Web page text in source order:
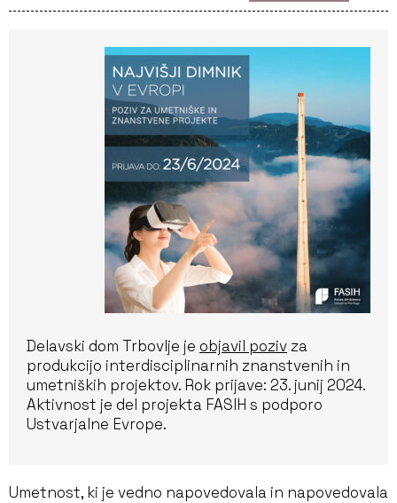
Delavski dom Trbovlje je objavil pozivza
produkcijo interdisciplinarnih znanstvenih in
umetniških projektov. Rok prijave: 23. junij 2024.
Aktivnost je del projekta FASIH s podporo
Ustvarjalne Evrope.
Umetnost, ki je vedno napovedovala in napovedovala